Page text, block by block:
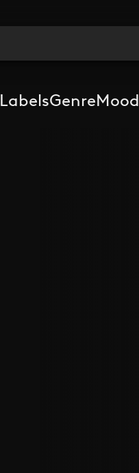
LabelsGenreMood